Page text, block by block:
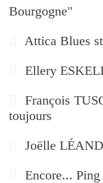
Bourgogne"
Attica Blues
Ellery
François
toujours
Joëlle
Encore...